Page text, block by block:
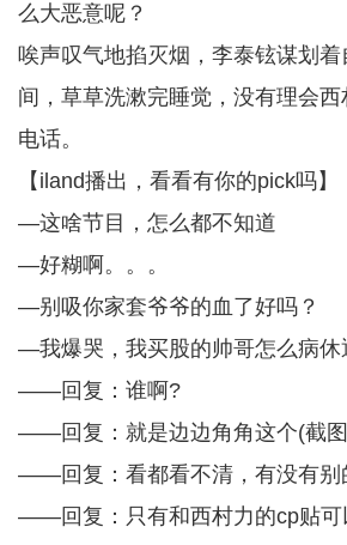
么大恶意呢？
唉声叹气地掐灭烟，李泰铉谋划
间，草草洗漱完睡觉，没有理会
电话。
【iland播出，看看有你的pick吗】
—这啥节目，怎么都不知道
—好糊啊。。。
—别吸你家套爷爷的血了好吗？
—我爆哭，我买股的帅哥怎么病休
——回复：谁啊?
——回复：就是边边角角这个(截
——回复：看都看不清，有没有别
——回复：只有和西村力的cp贴可